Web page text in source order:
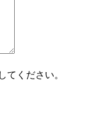
てください。